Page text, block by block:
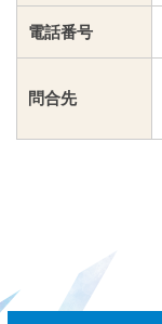
電話番号
問合先